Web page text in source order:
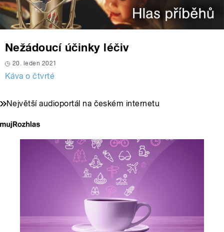
Nežádoucí účinky léčiv
20. leden 2021
Káva o čtvrté
Největší audioportál na českém internetu